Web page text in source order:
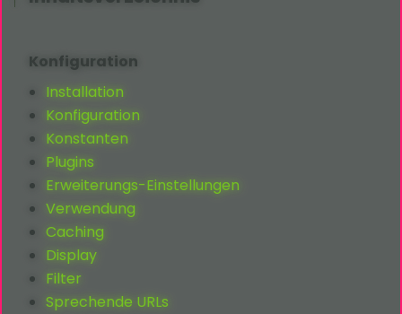
Konfiguration
Installation
Konfiguration
Konstanten
Plugins
Erweiterungs-Einstellungen
Verwendung
Caching
Display
Filter
Sprechende URLs